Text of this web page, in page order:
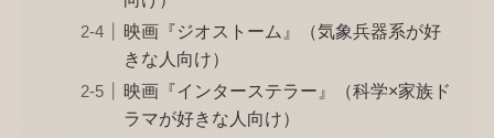
映画『ジオストーム』（気象兵器系が好
きな人向け）
映画『インターステラー』（科学×家族ド
ラマが好きな人向け）